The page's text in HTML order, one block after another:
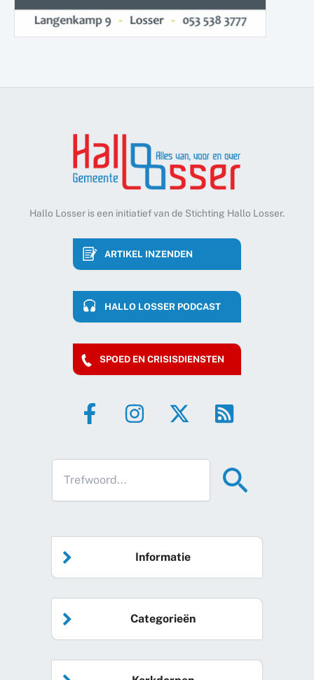
Hallo Losser is een initiatief van de Stichting Hallo Losser.
ARTIKEL INZENDEN
HALLO LOSSER PODCAST
SPOED EN CRISISDIENSTEN
Informatie
Home
Agenda
Categorieën
Algemeen nieuws